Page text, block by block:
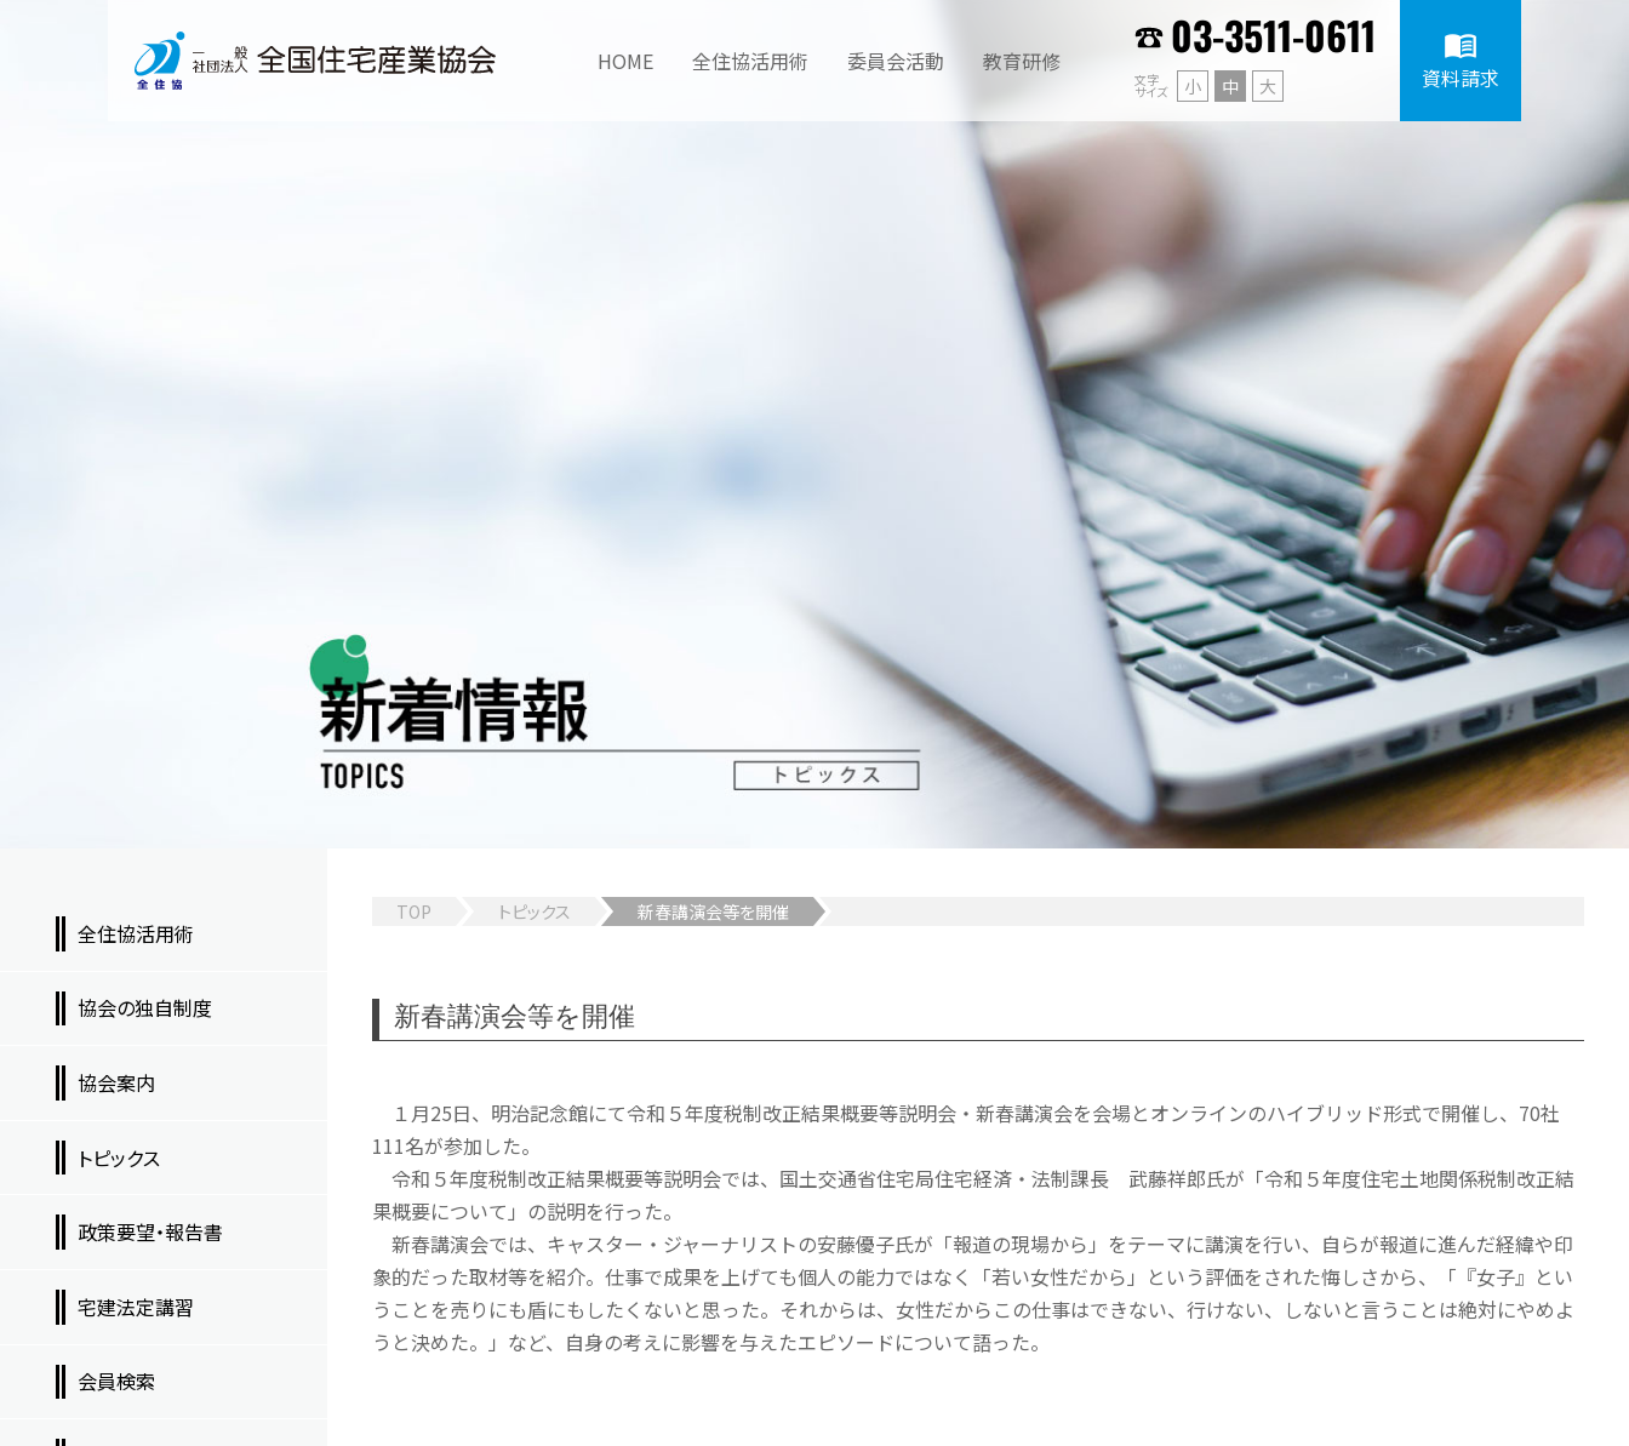
HOME 全住協活用術 委員会活動 教育研修 03-3511-0611
文字
サイズ 小 中 大
menu_book
資料請求
TOP トピックス 新春講演会等を開催
新春講演会等を開催
１月25日、明治記念館にて令和５年度税制改正結果概要等説明会・新春講演会を会場とオンラインのハイブリッド形式で開催し、70社
111名が参加した。
令和５年度税制改正結果概要等説明会では、国土交通省住宅局住宅経済・法制課長 武藤祥郎氏が「令和５年度住宅土地関係税制改正結
果概要について」の説明を行った。
新春講演会では、キャスター・ジャーナリストの安藤優子氏が「報道の現場から」をテーマに講演を行い、自らが報道に進んだ経緯や印
象的だった取材等を紹介。仕事で成果を上げても個人の能力ではなく「若い女性だから」という評価をされた悔しさから、「『女子』とい
うことを売りにも盾にもしたくないと思った。それからは、女性だからこの仕事はできない、行けない、しないと言うことは絶対にやめよ
うと決めた。」など、自身の考えに影響を与えたエピソードについて語った。
全住協活用術
協会の独自制度
協会案内
トピックス
政策要望・報告書
宅建法定講習
会員検索